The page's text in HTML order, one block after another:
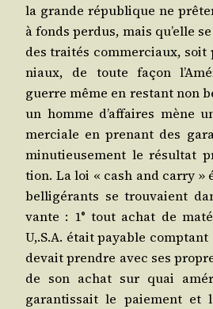
la grande répu­blique ne
à fonds per­dus, mais qu’elle
des trai­tés com­mer­ciaux, soit
niaux, de toute façon
guerre même en res­tant non
un homme d’af­faires mène
mer­ciale en pre­nant des
minu­tieu­se­ment le résul­tat
tion. La loi « cash and car­ry »
bel­li­gé­rants se trou­vaient
vante : 1° tout achat de
U,.S.A. était payable comp­tant
devait prendre avec ses
de son achat sur quai
garan­tis­sait le paie­ment et